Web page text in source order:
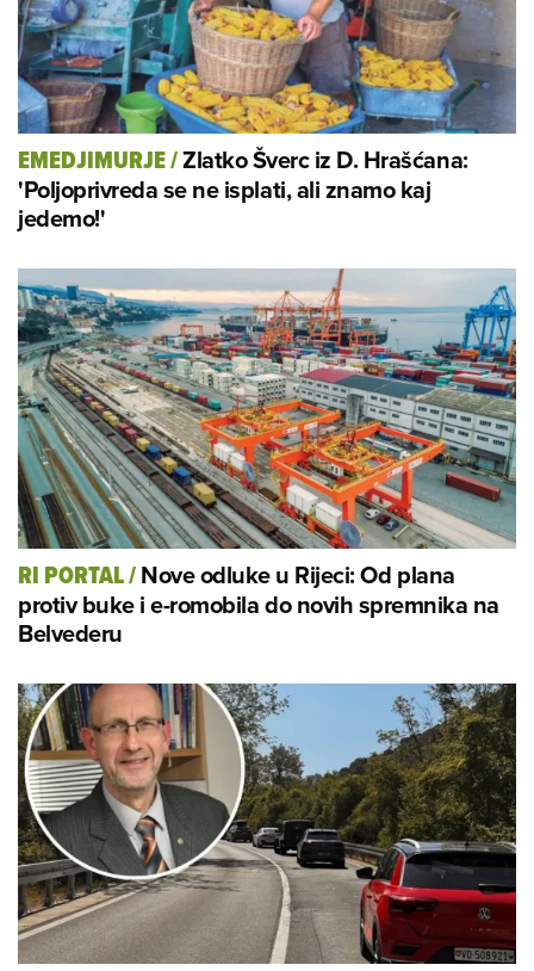
EMEDJIMURJE/Zlatko Šverc iz D. Hrašćana:
'Poljoprivreda se ne isplati, ali znamo kaj
jedemo!'
RI PORTAL/Nove odluke u Rijeci: Od plana
protiv buke i e-romobila do novih spremnika na
Belvederu